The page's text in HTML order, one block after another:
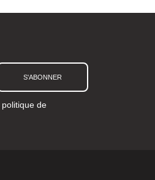
S'ABONNER
politique de